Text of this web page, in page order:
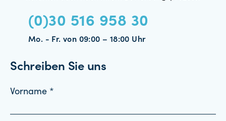
(0)30 516 958 30
Mo. - Fr. von 09:00 – 18:00 Uhr
Schreiben Sie uns
Vorname *